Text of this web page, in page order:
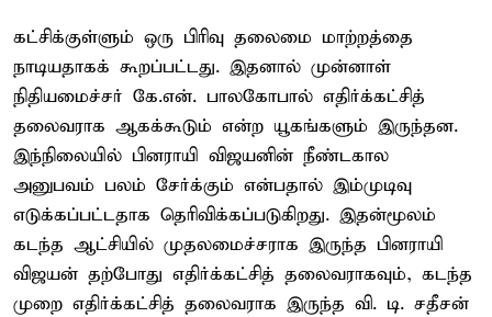
கட்சிக்குள்ளும் ஒரு பிரிவு தலைமை மாற்றத்தை
நாடியதாகக் கூறப்பட்டது. இதனால் முன்னாள்
நிதியமைச்சர் கே.என். பாலகோபால் எதிர்க்கட்சித்
தலைவராக ஆகக்கூடும் என்ற யூகங்களும் இருந்தன.
இந்நிலையில் பினராயி விஜயனின் நீண்டகால
அனுபவம் பலம் சேர்க்கும் என்பதால் இம்முடிவு
எடுக்கப்பட்டதாக தெரிவிக்கப்படுகிறது. இதன்மூலம்
கடந்த ஆட்சியில் முதலமைச்சராக இருந்த பினராயி
விஜயன் தற்போது எதிர்க்கட்சித் தலைவராகவும், கடந்த
முறை எதிர்க்கட்சித் தலைவராக இருந்த வி. டி. சதீசன்